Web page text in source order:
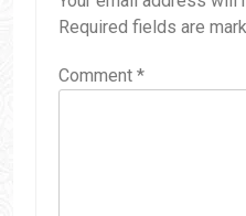
Required fields are
Comment *